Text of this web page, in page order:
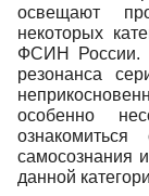
освещают
некоторых
ФСИН России.
резонанса
особенно
самосознания
данной